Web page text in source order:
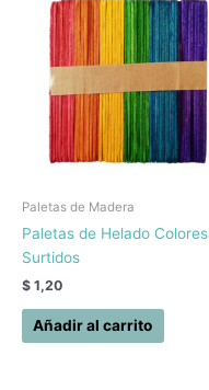
Paletas de Madera
Paletas de Helado Colores
Surtidos
$ 1,20
Añadir al carrito